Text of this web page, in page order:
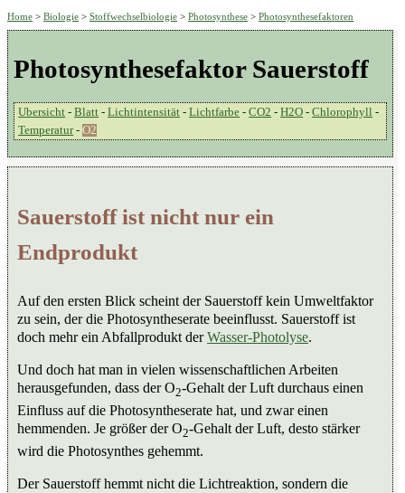
Home > Biologie > Stoffwechselbiologie > Photosynthese > Photosynthesefaktoren
Photosynthesefaktor Sauerstoff
Ubersicht -Blatt -Lichtintensität -Lichtfarbe -CO2 -H2O -Chlorophyll -
Temperatur-O2
Sauerstoff ist nicht nur ein
Endprodukt
Auf den ersten Blick scheint der Sauerstoff kein Umweltfaktor
zu sein, der die Photosyntheserate beeinflusst. Sauerstoff ist
doch mehr ein Abfallprodukt derWasser-Photolyse.
Und doch hat man in vielen wissenschaftlichen Arbeiten
herausgefunden, dass der O2-Gehalt der Luft durchaus einen
Einfluss auf die Photosyntheserate hat, und zwar einen
hemmenden. Je größer der O2-Gehalt der Luft, desto stärker
wird die Photosynthes gehemmt.
Der Sauerstoff hemmt nicht die Lichtreaktion, sondern die